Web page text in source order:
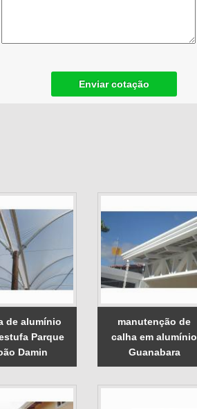
Enviar cotação
de alumínio
Parque
Damin
manutenção de
calha em alumínio
Guanabara